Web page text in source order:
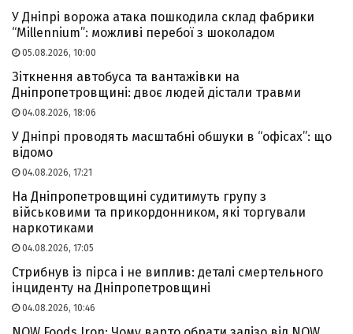
У Дніпрі ворожа атака пошкодила склад фабрики
“Millennium”: можливі перебої з шоколадом
05.08.2026, 10:00
Зіткнення автобуса та вантажівки на
Дніпропетровщині: двоє людей дістали травми
04.08.2026, 18:06
У Дніпрі проводять масштабні обшуки в “офісах”: що
відомо
04.08.2026, 17:21
На Дніпропетровщині судитимуть групу з
військовими та прикордонником, які торгували
наркотиками
04.08.2026, 17:05
Стрибнув із пірса і не виплив: деталі смертельного
інциденту на Дніпропетровщині
04.08.2026, 10:46